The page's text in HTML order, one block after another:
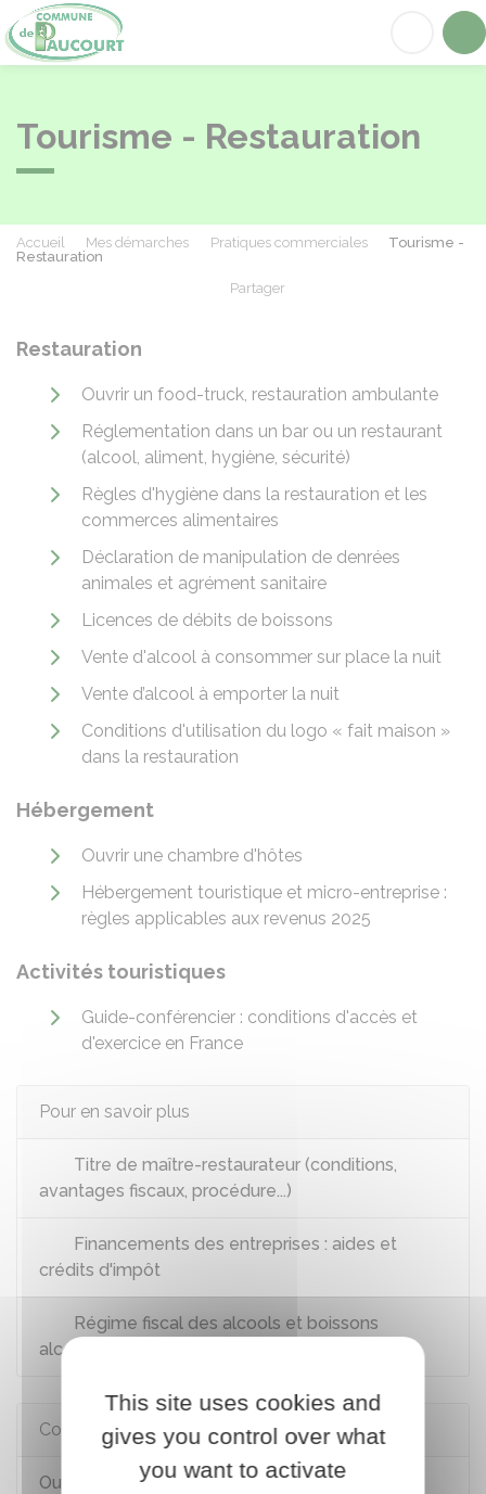
Tourisme - Restauration
Accueil Mes démarches Pratiques commerciales
Tourisme -
Restauration
Partager
Restauration
Ouvrir un food-truck, restauration ambulante
Réglementation dans un bar ou un restaurant
(alcool, aliment, hygiène, sécurité)
Règles d'hygiène dans la restauration et les
commerces alimentaires
Déclaration de manipulation de denrées
animales et agrément sanitaire
Licences de débits de boissons
Vente d'alcool à consommer sur place la nuit
Vente d’alcool à emporter la nuit
Conditions d'utilisation du logo « fait maison »
dans la restauration
Hébergement
Ouvrir une chambre d'hôtes
Hébergement touristique et micro-entreprise :
règles applicables aux revenus 2025
Activités touristiques
Guide-conférencier : conditions d'accès et
d'exercice en France
Pour en savoir plus
Titre de maître-restaurateur (conditions,
avantages fiscaux, procédure...)
Financements des entreprises : aides et
crédits d'impôt
Régime fiscal des alcools et boissons
alcooliques
Comment faire si...
Ouvrir un restaurant
This site uses cookies and
gives you control over what
you want to activate